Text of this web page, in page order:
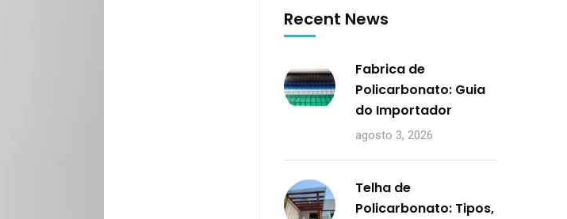
Recent News
Fabrica de
Policarbonato: Guia
do Importador
agosto 3, 2026
Telha de
Policarbonato: Tipos,